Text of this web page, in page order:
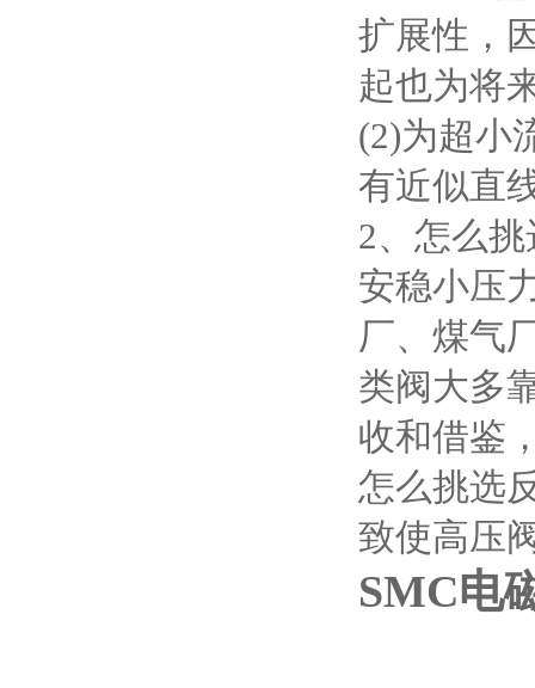
扩展性，
起也为将
(2)为超小
有近似直
2、怎么
安稳小压
厂、煤气
类阀大多
收和借鉴
怎么挑选
致使高压
SMC电